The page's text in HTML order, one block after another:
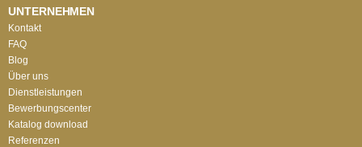
UNTERNEHMEN
Kontakt
FAQ
Blog
Über uns
Dienstleistungen
Bewerbungscenter
Katalog download
Referenzen